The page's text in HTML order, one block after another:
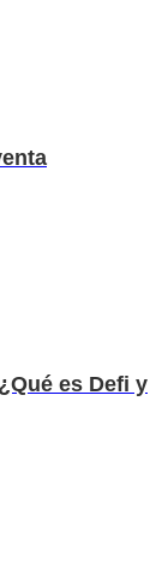
es Defi y